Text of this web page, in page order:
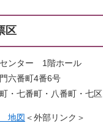
区
ンター 1階ホール
六番町4番6号
・七番町・八番町・七区
地図 ＜外部リンク＞